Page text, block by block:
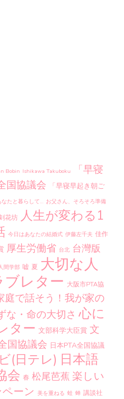
Bobin Ishikawa Takuboku
「早寝
国協議会
「早寝早起き朝ご
なたと暮らして… お父さん、そろそろ準備
花坊 人生が変わる1
今日はあなたの結婚式 伊藤左千夫 佳作
厚生労働省 台北 台灣版
間学部 嘘 夏 大切な人
レター 大阪市PTA協
庭で話そう！我が家の
な・命の大切さ 心に
ター 文部科学大臣賞 文
国協議会 日本PTA全国協議
(日テレ) 日本語
会 春 松尾芭蕉 楽しい
ーン 美を重ねる 蛙 蝉 講談社